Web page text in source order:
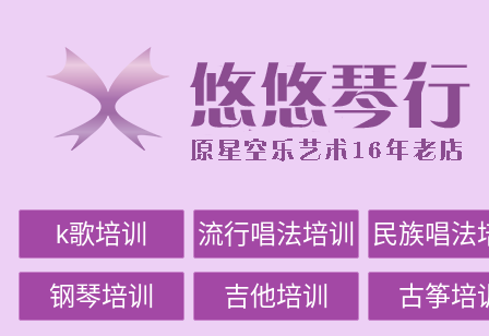
k歌培训 流行唱法培训 民族唱法
钢琴培训 吉他培训 古筝培